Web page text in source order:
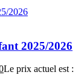
2025/2026
Le prix actuel est :